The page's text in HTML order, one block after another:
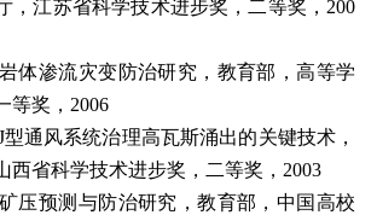
，江苏省科学技术进步奖，二等奖， 200
体渗流灾变防治研究，教育部，高等学
等奖， 2006
型通风系统治理高瓦斯涌出的关键技术，
西省科学技术进步奖，二等奖， 2003
压预测与防治研究，教育部，中国高校